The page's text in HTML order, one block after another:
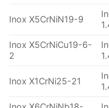
Inox X5CrNiN19-9
Inox X5CrNiCu19-6-
2
Inox X1CrNi25-21